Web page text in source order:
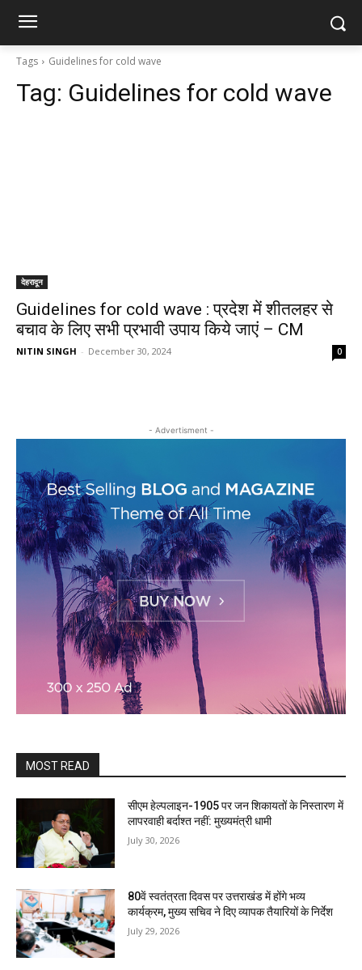
Tags Guidelines for cold wave
Tag: Guidelines for cold wave
देहरादून
Guidelines for cold wave : प्रदेश में शीतलहर से
बचाव के लिए सभी प्रभावी उपाय किये जाएं – CM
NITIN SINGH - December 30, 2024 0
- Advertisment -
MOST READ
सीएम हेल्पलाइन-1905 पर जन शिकायतों के निस्तारण में
लापरवाही बर्दाश्त नहीं: मुख्यमंत्री धामी
July 30, 2026
80वें स्वतंत्रता दिवस पर उत्तराखंड में होंगे भव्य
कार्यक्रम, मुख्य सचिव ने दिए व्यापक तैयारियों के निर्देश
July 29, 2026